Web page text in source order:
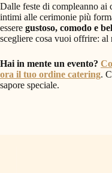
Dalle feste di compleanno ai
intimi alle cerimonie più
essere gustoso, comodo e
scegliere cosa vuoi offrire: al
Hai in mente un evento?
ora il tuo ordine catering.
sapore speciale.